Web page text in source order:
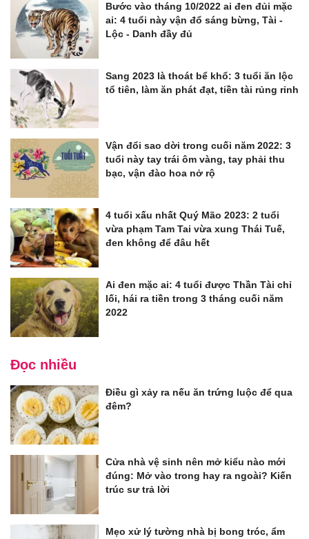
Bước vào tháng 10/2022 ai đen đủi mặc
ai: 4 tuổi này vận đổ sáng bừng, Tài -
Lộc - Danh đầy đủ
Sang 2023 là thoát bể khổ: 3 tuổi ăn lộc
tổ tiên, làm ăn phát đạt, tiền tài rủng rỉnh
Vận đổi sao dời trong cuối năm 2022: 3
tuổi này tay trái ôm vàng, tay phải thu
bạc, vận đào hoa nở rộ
4 tuổi xấu nhất Quý Mão 2023: 2 tuổi
vừa phạm Tam Tai vừa xung Thái Tuế,
đen không để đâu hết
Ai đen mặc ai: 4 tuổi được Thần Tài chỉ
lối, hái ra tiền trong 3 tháng cuối năm
2022
Đọc nhiều
Điều gì xảy ra nếu ăn trứng luộc để qua
đêm?
Cửa nhà vệ sinh nên mở kiểu nào mới
đúng: Mở vào trong hay ra ngoài? Kiến
trúc sư trả lời
Mẹo xử lý tường nhà bị bong tróc, ẩm